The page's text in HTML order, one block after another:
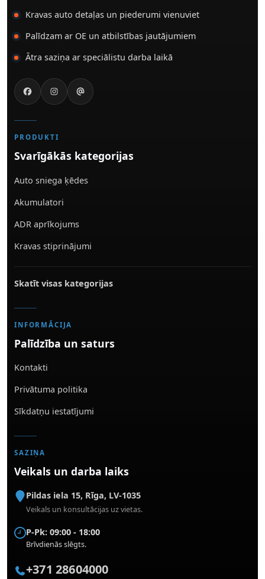
Kravas auto detaļas un piederumi vienuviet
Palīdzam ar OE un atbilstības jautājumiem
Ātra saziņa ar speciālistu darba laikā
PRODUKTI
Svarīgākās kategorijas
Auto sniega ķēdes
Akumulatori
ADR aprīkojums
Kravas stiprinājumi
Skatīt visas kategorijas
INFORMĀCIJA
Palīdzība un saturs
Kontakti
Privātuma politika
Sīkdatņu iestatījumi
SAZIŅA
Veikals un darba laiks
Pildas iela 15, Rīga, LV-1035
Veikals un konsultācijas uz vietas.
P-Pk: 09:00 - 18:00
Brīvdienās slēgts.
+371 28604000